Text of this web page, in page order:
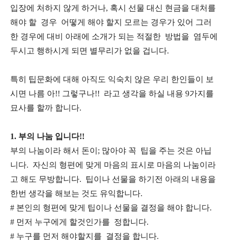
입장에 처하지 않게 하거나, 혹시 선물 대신 현금을 대처를
해야 할 경우 어떻게 해야 할지 모르는 경우가 있어 그러
한 경우에 대비 아래에 소개가 되는 적절한 방법을 염두에
두시고 행하시게 되면 별무리가 없을 겁니다.
특히 팁문화에 대해 아직도 익숙치 않은 우리 한인들이 보
시면 나름 아!! 그렇구나!! 라고 생각을 하실 내용 9가지를
묘사를 할까 합니다.
1. 부의 나눔 입니다!!
부의 나눔이라 해서 돈이; 많아야 꼭 팁을 주는 것은 아닙
니다. 자신의 형편에 맞게 마음의 표시로 마음의 나눔이라
고 해도 무방합니다. 팁이나 선물을 하기전 아래의 내용을
한번 생각을 해보는 것도 유익합니다.
# 본인의 형편에 맞게 팁이나 선물을 결정을 해야 합니다.
# 먼저 누구에게 할것인가를 정합니다.
# 누구를 먼저 해야할지를 결정을 합니다.